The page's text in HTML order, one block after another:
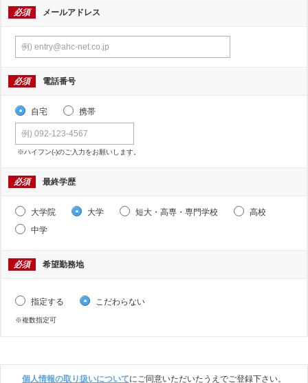
必須 メールアドレス
必須 電話番号
自宅 携帯
※ハイフン(-)のご入力をお願いします。
必須 最終学歴
大学院 大学 短大・高専・専門学校
高校
中学
必須 希望勤務地
指定する こだわらない
※複数指定可
個人情報の取り扱いについてにご同意いただいたうえでご登録下さい。